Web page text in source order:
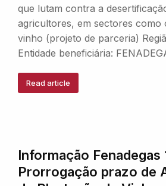
que lutam contra a
agricultores, em sectores como
vinho (projeto de parceria)
Entidade beneficiária:
Read article
Informação Fenadegas
Prorrogação prazo de